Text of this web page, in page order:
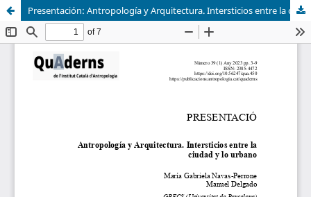
Presentación: Antropología y Arquitectura. Intersticios entre la ciudad y lo urbano